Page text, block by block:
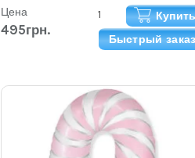
Цена
495грн.
Быстрый